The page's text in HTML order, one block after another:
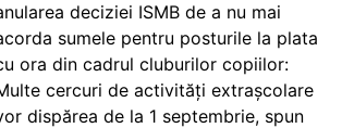
deciziei ISMB de a nu mai
sumele pentru posturile la plata
ora din cadrul cluburilor copiilor:
cercuri de activități extrașcolare
dispărea de la 1 septembrie, spun